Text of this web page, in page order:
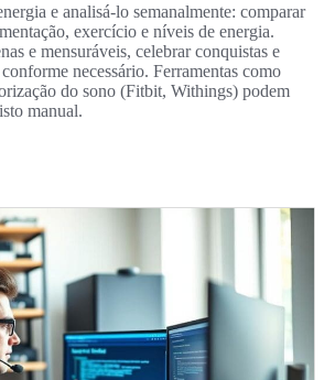
e analisá‑lo semanalmente: comparar
exercício e níveis de energia.
e mensuráveis, celebrar conquistas e
necessário. Ferramentas como
do sono (Fitbit, Withings) podem
manual.